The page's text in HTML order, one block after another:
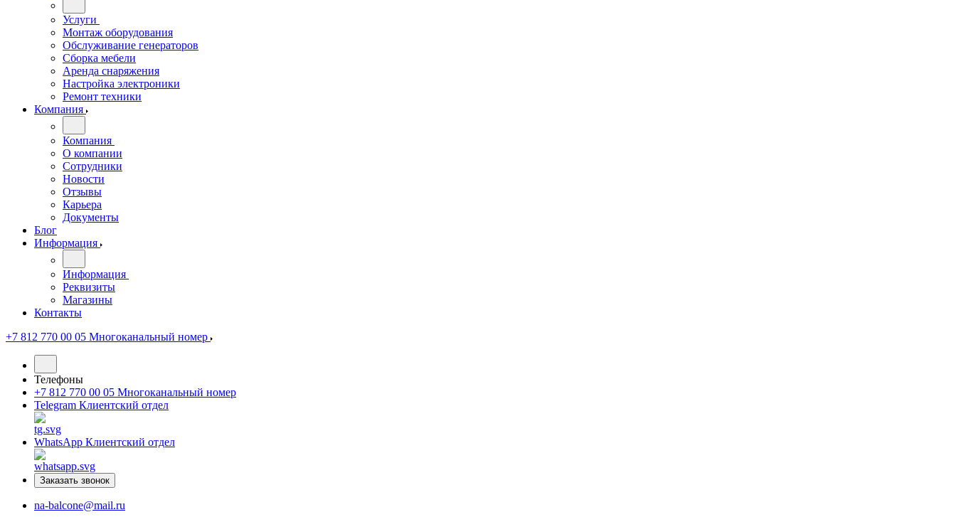
Услуги
Монтаж оборудования
Обслуживание генераторов
Сборка мебели
Аренда снаряжения
Настройка электроники
Ремонт техники
Компания
Компания
О компании
Сотрудники
Новости
Отзывы
Карьера
Документы
Блог
Информация
Информация
Реквизиты
Магазины
Контакты
+7 812 770 00 05 Многоканальный номер
Телефоны
+7 812 770 00 05 Многоканальный номер
Telegram Клиентский отдел
WhatsApp Клиентский отдел
Заказать звонок
na-balcone@mail.ru